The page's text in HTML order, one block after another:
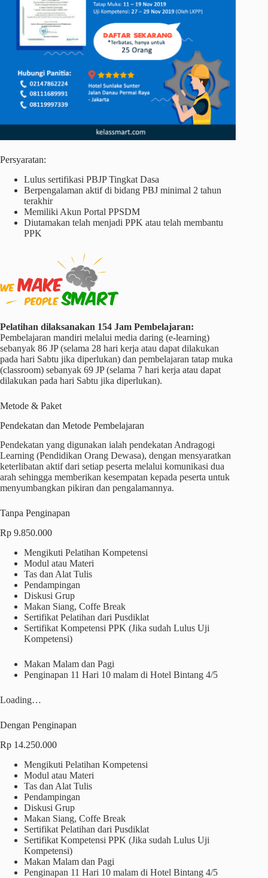
Persyaratan:
Lulus sertifikasi PBJP Tingkat Dasa
Berpengalaman aktif di bidang PBJ minimal 2 tahun
terakhir
Memiliki Akun Portal PPSDM
Diutamakan telah menjadi PPK atau telah membantu
PPK
Pelatihan dilaksanakan 154 Jam Pembelajaran:
Pembelajaran mandiri melalui media daring (e-learning)
sebanyak 86 JP (selama 28 hari kerja atau dapat dilakukan
pada hari Sabtu jika diperlukan) dan pembelajaran tatap muka
(classroom) sebanyak 69 JP (selama 7 hari kerja atau dapat
dilakukan pada hari Sabtu jika diperlukan).
Metode & Paket
Pendekatan dan Metode Pembelajaran
Pendekatan yang digunakan ialah pendekatan Andragogi
Learning (Pendidikan Orang Dewasa), dengan mensyaratkan
keterlibatan aktif dari setiap peserta melalui komunikasi dua
arah sehingga memberikan kesempatan kepada peserta untuk
menyumbangkan pikiran dan pengalamannya.
Tanpa Penginapan
Rp 9.850.000
Mengikuti Pelatihan Kompetensi
Modul atau Materi
Tas dan Alat Tulis
Pendampingan
Diskusi Grup
Makan Siang, Coffe Break
Sertifikat Pelatihan dari Pusdiklat
Sertifikat Kompetensi PPK (Jika sudah Lulus Uji
Kompetensi)
Makan Malam dan Pagi
Penginapan 11 Hari 10 malam di Hotel Bintang 4/5
Loading…
Dengan Penginapan
Rp 14.250.000
Mengikuti Pelatihan Kompetensi
Modul atau Materi
Tas dan Alat Tulis
Pendampingan
Diskusi Grup
Makan Siang, Coffe Break
Sertifikat Pelatihan dari Pusdiklat
Sertifikat Kompetensi PPK (Jika sudah Lulus Uji
Kompetensi)
Makan Malam dan Pagi
Penginapan 11 Hari 10 malam di Hotel Bintang 4/5